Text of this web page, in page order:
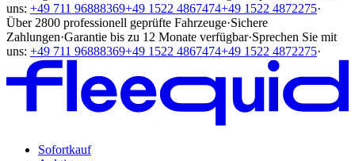
uns: +49 711 96888369+49 1522 4867474+49 1522 4872275·
Über 2800 professionell geprüfte Fahrzeuge·Sichere
Zahlungen·Garantie bis zu 12 Monate verfügbar·Sprechen Sie mit
uns: +49 711 96888369+49 1522 4867474+49 1522 4872275·
Sofortkauf